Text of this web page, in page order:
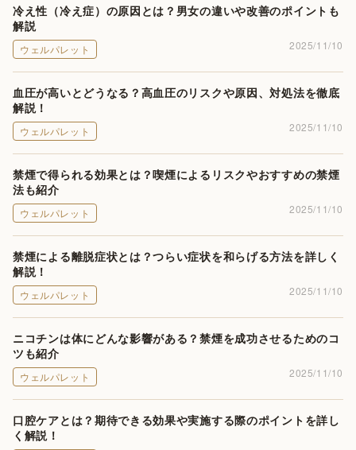
冷え性（冷え症）の原因とは？男女の違いや改善のポイントも
解説
ウェルパレット 2025/11/10
血圧が高いとどうなる？高血圧のリスクや原因、対処法を徹底
解説！
ウェルパレット 2025/11/10
禁煙で得られる効果とは？喫煙によるリスクやおすすめの禁煙
法も紹介
ウェルパレット 2025/11/10
禁煙による離脱症状とは？つらい症状を和らげる方法を詳しく
解説！
ウェルパレット 2025/11/10
ニコチンは体にどんな影響がある？禁煙を成功させるためのコ
ツも紹介
ウェルパレット 2025/11/10
口腔ケアとは？期待できる効果や実施する際のポイントを詳し
く解説！